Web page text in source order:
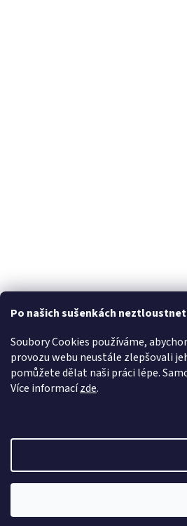
Po našich sušenkách
Soubory Cookies používáme,
provozu webu neustále zlepšovali
pomůžete dělat naši práci lépe.
Více informacízde.
Nechte se odměnit za váš nákup. Věrní